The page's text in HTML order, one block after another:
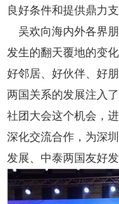
良好条件和提供鼎力支
吴欢向海内外各界朋
发生的翻天覆地的变
好邻居、好伙伴、好
两国关系的发展注入
社团大会这个机会，
深化交流合作，为深
发展、中泰两国友好发